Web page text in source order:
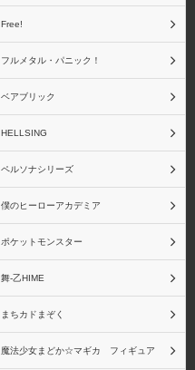
Free!
フルメタル・パニック！
ベアブリック
HELLSING
ペルソナシリーズ
僕のヒーローアカデミア
ポケットモンスター
舞-乙HIME
まちカドまぞく
魔法少女まどか☆マギカ フィギュア